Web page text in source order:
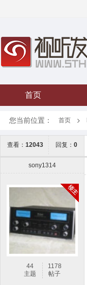
首页
您当前位置： 首页
查看： 12043 回复： 0
sony1314
44
主题
1178
帖子